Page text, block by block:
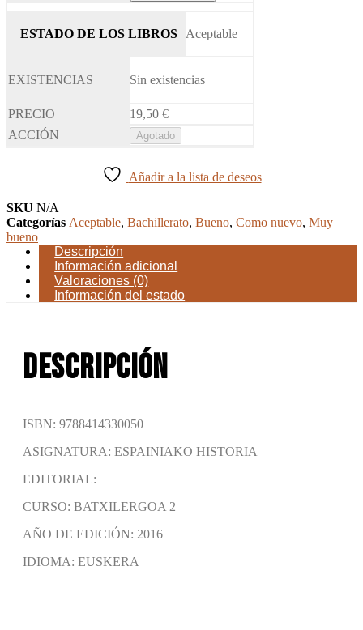
Aceptable
Sin existencias
19,50 €
Agotado
Añadir a la lista de deseos
SKU N/A
Categorías Aceptable, Bachillerato, Bueno, Como nuevo, Muy
bueno
Descripción
Información adicional
Valoraciones (0)
Información del estado
Descripción
ISBN: 9788414330050
ASIGNATURA: ESPAINIAKO HISTORIA
EDITORIAL:
CURSO: BATXILERGOA 2
AÑO DE EDICIÓN: 2016
IDIOMA: EUSKERA